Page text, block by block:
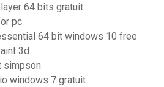
64 bits gratuit
pc
64 bit windows 10 free
3d
simpson
windows 7 gratuit